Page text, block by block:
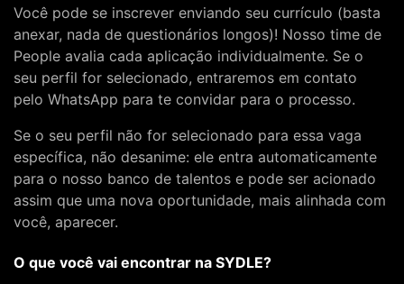
Você pode se inscrever enviando seu currículo (basta
anexar, nada de questionários longos)! Nosso time de
People avalia cada aplicação individualmente. Se o
seu perfil for selecionado, entraremos em contato
pelo WhatsApp para te convidar para o processo.
Se o seu perfil não for selecionado para essa vaga
específica, não desanime: ele entra automaticamente
para o nosso banco de talentos e pode ser acionado
assim que uma nova oportunidade, mais alinhada com
você, aparecer.
O que você vai encontrar na SYDLE?